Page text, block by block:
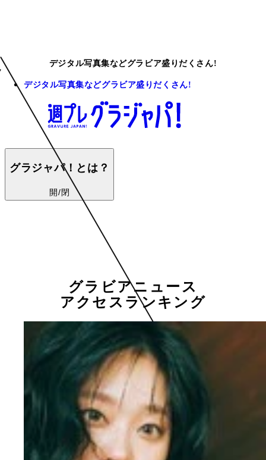
デジタル写真集などグラビア盛りだくさん!
デジタル写真集などグラビア盛りだくさん!
グラジャパ！とは？
開/閉
グラビアニュース
アクセスランキング